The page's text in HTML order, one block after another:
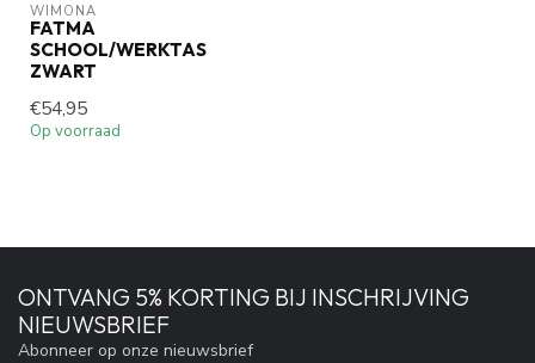
WIMONA
FATMA
SCHOOL/WERKTAS
ZWART
€54,95
Op voorraad
ONTVANG 5% KORTING BIJ INSCHRIJVING
NIEUWSBRIEF
Abonneer op onze nieuwsbrief